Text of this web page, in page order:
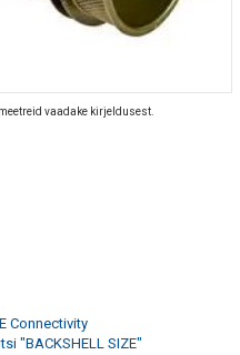
vaadake kirjeldusest.
Connectivity
"BACKSHELL SIZE"